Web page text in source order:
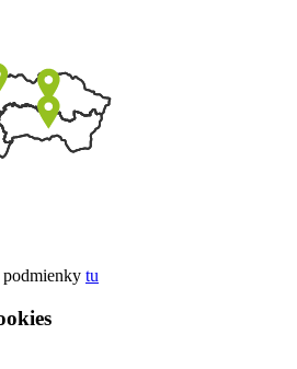
podmienky tu